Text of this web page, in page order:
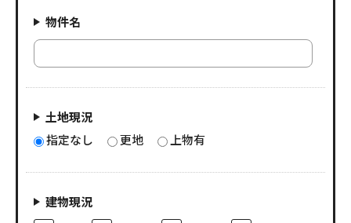
物件名
土地現況
指定なし
更地 上物有
建物現況